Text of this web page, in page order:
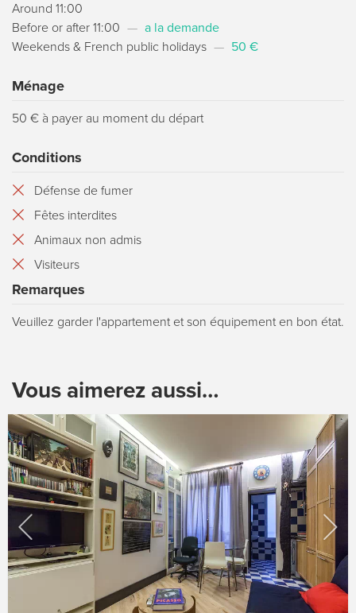
Around 11:00
Before or after 11:00 — a la demande
Weekends & French public holidays — 50 €
Ménage
50 € à payer au moment du départ
Conditions
Défense de fumer
Fêtes interdites
Animaux non admis
Visiteurs
Remarques
Veuillez garder l'appartement et son équipement en bon état.
Vous aimerez aussi…